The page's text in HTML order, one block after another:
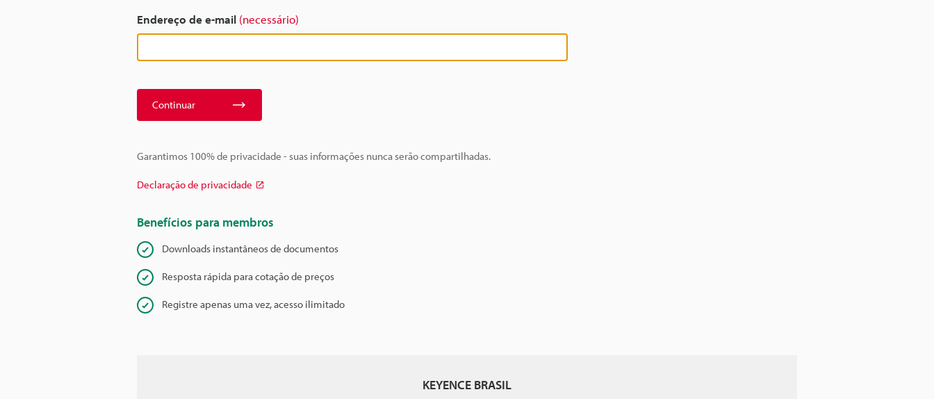
Endereço de e-mail (necessário)
Continuar
Garantimos 100% de privacidade - suas informações nunca serão compartilhadas.
Declaração de privacidade
Benefícios para membros
Downloads instantâneos de documentos
Resposta rápida para cotação de preços
Registre apenas uma vez, acesso ilimitado
KEYENCE BRASIL